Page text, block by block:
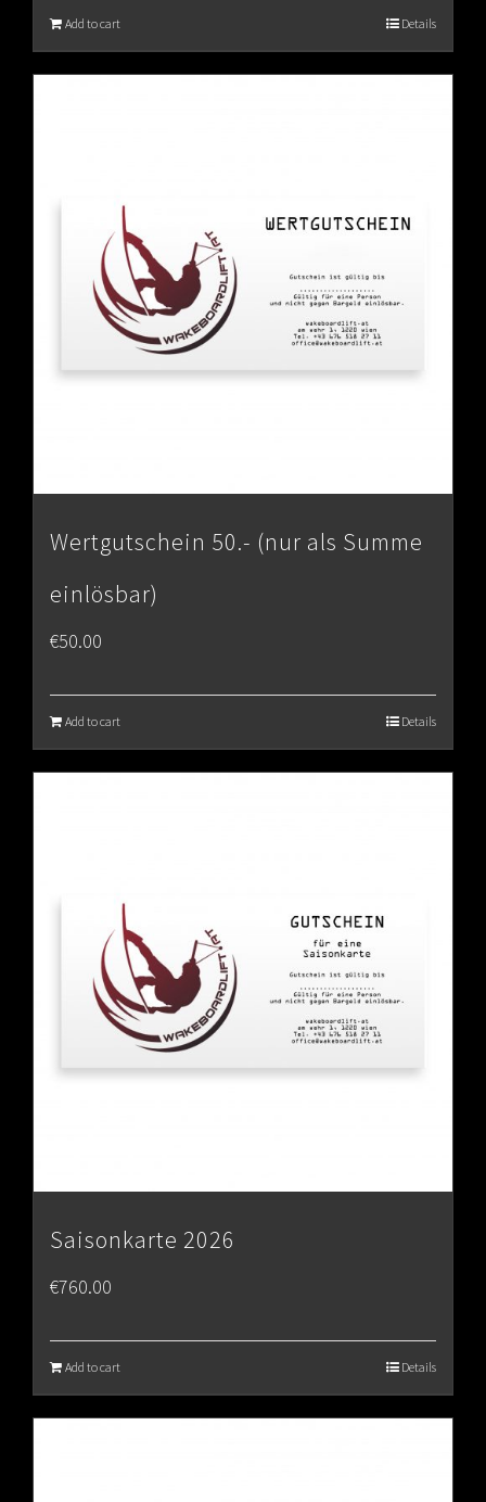
Add to cart Details
Wertgutschein 50.- (nur als Summe
einlösbar)
€50.00
Add to cart Details
Saisonkarte 2026
€760.00
Add to cart Details